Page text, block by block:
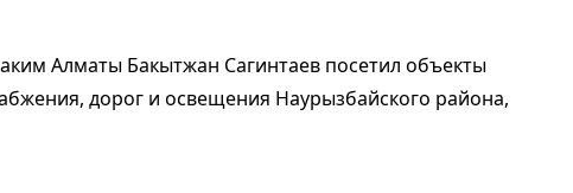
Алматы Бакытжан Сагинтаев посетил объекты
дорог и освещения Наурызбайского района,